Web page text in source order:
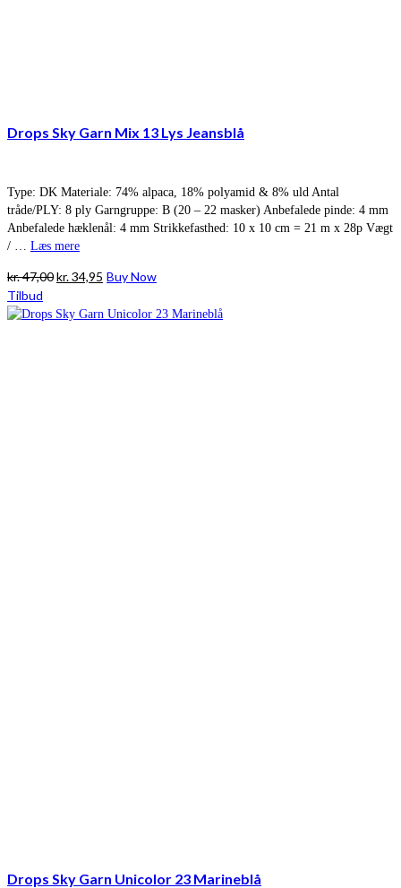
Drops Sky Garn Mix 13 Lys Jeansblå
Type: DK Materiale: 74% alpaca, 18% polyamid & 8% uld Antal
tråde/PLY: 8 ply Garngruppe: B (20 – 22 masker) Anbefalede pinde: 4 mm
Anbefalede hæklenål: 4 mm Strikkefasthed: 10 x 10 cm = 21 m x 28p Vægt
/ … Læs mere
kr.47,00Den
pris
kr.34,95 Den
pris
Buy Now
Tilbud
Drops Sky Garn Unicolor 23 Marineblå